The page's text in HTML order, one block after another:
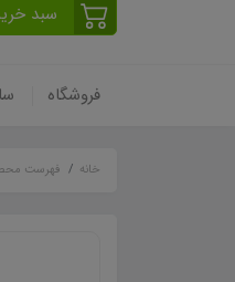
سبد
فروشگاه
خانه فهرست